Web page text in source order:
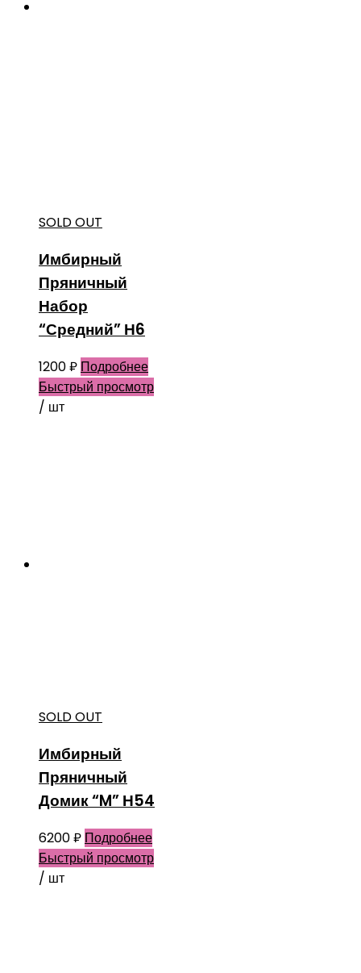
SOLD OUT
Имбирный
Пряничный
Набор
“Средний” Н6
1200₽ Подробнее
Быстрый просмотр
/ шт
SOLD OUT
Имбирный
Пряничный
Домик “M” Н54
6200₽ Подробнее
Быстрый просмотр
/ шт